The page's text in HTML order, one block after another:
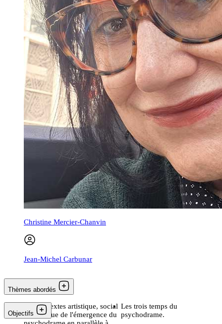
Christine Mercier-Chanvin
Jean-Michel Carbunar
Thèmes abordés
Les contextes artistique, social
et politique de l'émergence du
Les trois temps du
psychodrame.
Objectifs